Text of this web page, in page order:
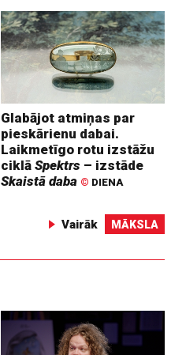
Glabājot atmiņas par
pieskārienu dabai.
Laikmetīgo rotu izstāžu
ciklāSpektrs – izstāde
Skaistā daba © DIENA
Vairāk MĀKSLA